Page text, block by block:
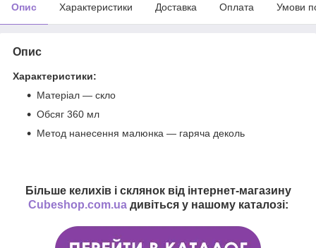
Опис Характеристики Доставка Оплата Умови
Опис
Характеристики:
Матеріал — скло
Обсяг 360 мл
Метод нанесення малюнка — гаряча деколь
Більше келихів і склянок від інтернет-магазину
Cubeshop.com.uaдивіться у нашому каталозі: